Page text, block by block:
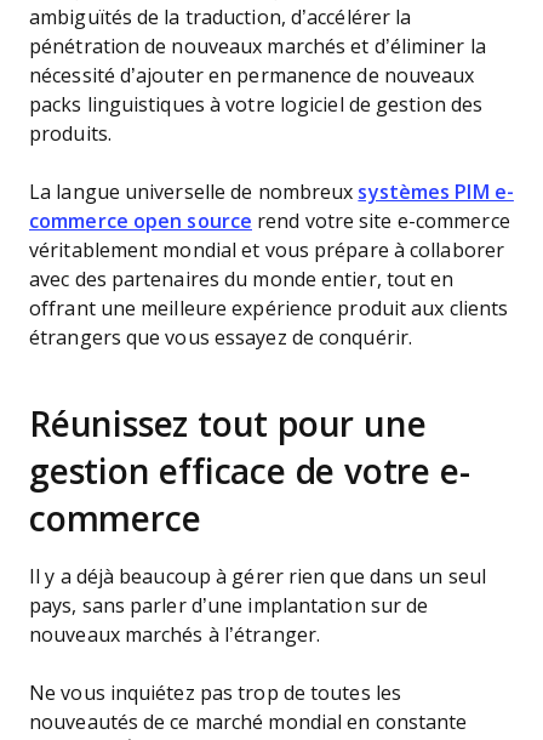
ambiguïtés de la traduction, d’accélérer la
pénétration de nouveaux marchés et d’éliminer la
nécessité d’ajouter en permanence de nouveaux
packs linguistiques à votre logiciel de gestion des
produits.
La langue universelle de nombreux systèmes PIM e-
commerce open source rend votre site e-commerce
véritablement mondial et vous prépare à collaborer
avec des partenaires du monde entier, tout en
offrant une meilleure expérience produit aux clients
étrangers que vous essayez de conquérir.
Réunissez tout pour une
gestion efficace de votre e-
commerce
Il y a déjà beaucoup à gérer rien que dans un seul
pays, sans parler d’une implantation sur de
nouveaux marchés à l’étranger.
Ne vous inquiétez pas trop de toutes les
nouveautés de ce marché mondial en constante